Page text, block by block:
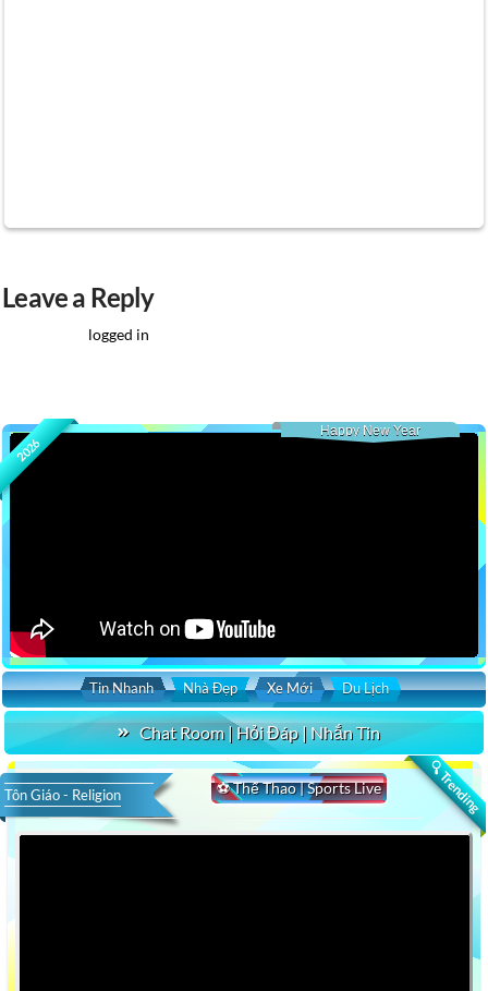
Leave a Reply
logged in
2026
Happy New Year
Tin Nhanh Nhà Đẹp Xe Mới Du Lịch
Chat Room | Hỏi Đáp | Nhắn Tin
🔍 Trending
⚽ Thể Thao | Sports Live
Tôn Giáo - Religion